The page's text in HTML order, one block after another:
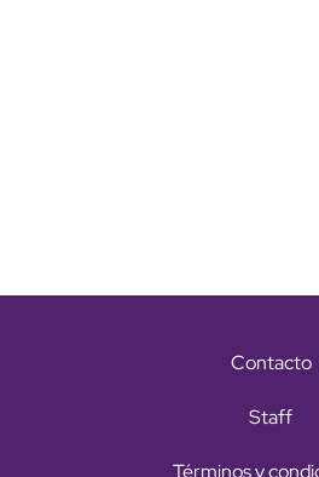
Contacto
Staff
Términos y